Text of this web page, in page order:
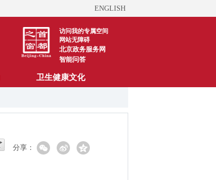
ENGLISH
访问我的专属空间
网站无障碍
北京政务服务网
智能问答
卫生健康文化
分享：